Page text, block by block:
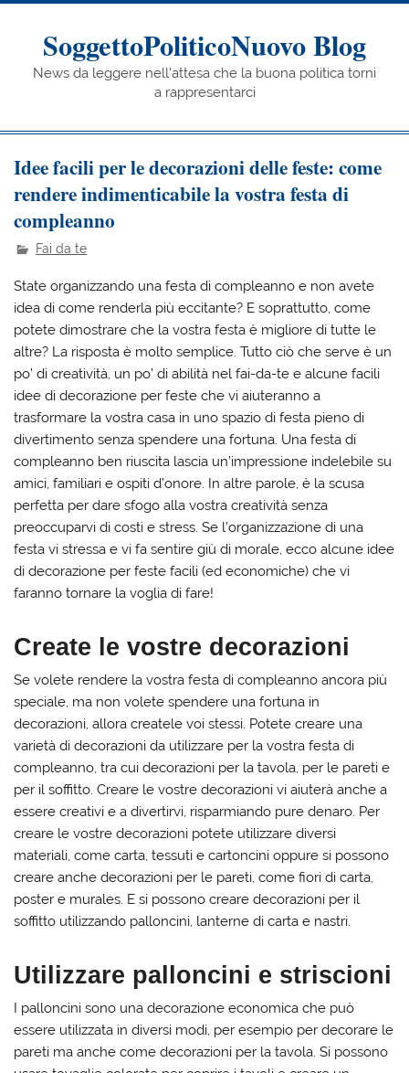
Skip
contentSoggettoPoliticoNuovo Blog
News da leggere nell'attesa che la buona politica torni
a rappresentarci
Idee facili per le decorazioni delle feste: come
rendere indimenticabile la vostra festa di
compleanno
Fai da te
‍State organizzando una festa di compleanno e non avete
idea di come renderla più eccitante? E soprattutto, come
potete dimostrare che la vostra festa è migliore di tutte le
altre? La risposta è molto semplice. Tutto ciò che serve è un
po’ di creatività, un po’ di abilità nel fai-da-te e alcune facili
idee di decorazione per feste che vi aiuteranno a
trasformare la vostra casa in uno spazio di festa pieno di
divertimento senza spendere una fortuna. Una festa di
compleanno ben riuscita lascia un’impressione indelebile su
amici, familiari e ospiti d’onore. In altre parole, è la scusa
perfetta per dare sfogo alla vostra creatività senza
preoccuparvi di costi e stress. Se l’organizzazione di una
festa vi stressa e vi fa sentire giù di morale, ecco alcune idee
di decorazione per feste facili (ed economiche) che vi
faranno tornare la voglia di fare!
Create le vostre decorazioni
Se volete rendere la vostra festa di compleanno ancora più
speciale, ma non volete spendere una fortuna in
decorazioni, allora createle voi stessi. Potete creare una
varietà di decorazioni da utilizzare per la vostra festa di
compleanno, tra cui decorazioni per la tavola, per le pareti e
per il soffitto. Creare le vostre decorazioni vi aiuterà anche a
essere creativi e a divertirvi, risparmiando pure denaro. Per
creare le vostre decorazioni potete utilizzare diversi
materiali, come carta, tessuti e cartoncini oppure si possono
creare anche decorazioni per le pareti, come fiori di carta,
poster e murales. E si possono creare decorazioni per il
soffitto utilizzando palloncini, lanterne di carta e nastri.
Utilizzare palloncini e striscioni
I palloncini sono una decorazione economica che può
essere utilizzata in diversi modi, per esempio per decorare le
pareti ma anche come decorazioni per la tavola. Si possono